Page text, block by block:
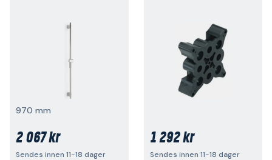
970 mm
2 067 kr
Sendes innen 11-18 dager
1 292 kr
Sendes innen 11-18 dager